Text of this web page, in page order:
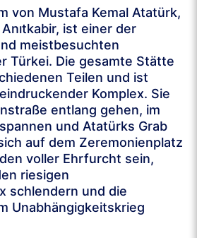
von Mustafa Kemal Atatürk,
ist einer der
meistbesuchten
Türkei. Die gesamte Stätte
Teilen und ist
Komplex. Sie
entlang gehen, im
und Atatürks Grab
auf dem Zeremonienplatz
voller Ehrfurcht sein,
riesigen
schlendern und die
Unabhängigkeitskrieg